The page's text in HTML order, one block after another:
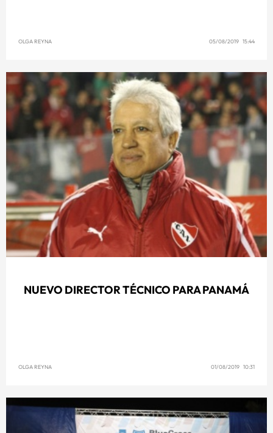
OLGA REYNA 05/08/2019 15:44
NUEVO DIRECTOR TÉCNICO PARA PANAMÁ
OLGA REYNA 01/08/2019 10:31